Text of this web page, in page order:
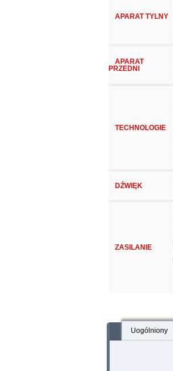
APARAT TYLNY
APARAT
PRZEDNI
TECHNOLOGIE
DŹWIĘK
ZASILANIE
Uogólniony